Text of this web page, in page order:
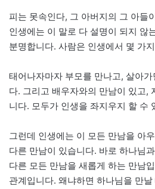
피는 못속인다, 그 아버지의 그 아들
인생에는 이 말로 다 설명이 되지 않
분명합니다. 사람은 인생에서 몇 가
태어나자마자 부모를 만나고, 살아
다. 그리고 배우자와의 만남이 있고,
니다. 모두가 인생을 좌지우지 할 수
그런데 인생에는 이 모든 만남을 아
다른 만남이 있습니다. 바로 하나님
다른 모든 만남을 새롭게 하는 만남
관계입니다. 왜냐하면 하나님을 만